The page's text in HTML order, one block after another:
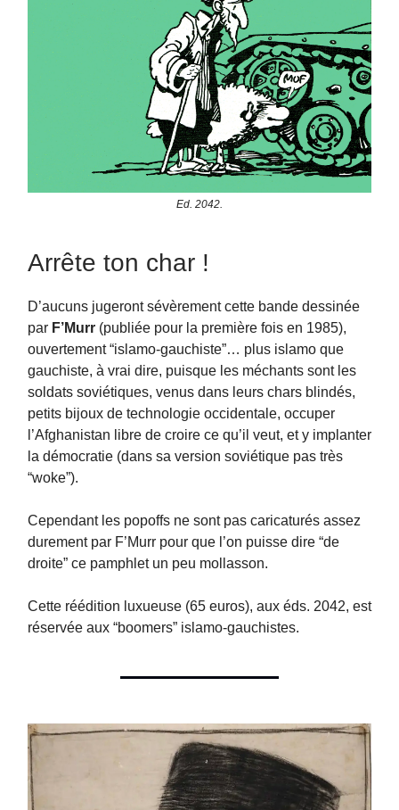
Ed. 2042.
Arrête ton char !
D’aucuns jugeront sévèrement cette bande dessinée
par F’Murr (publiée pour la première fois en 1985),
ouvertement “islamo-gauchiste”… plus islamo que
gauchiste, à vrai dire, puisque les méchants sont les
soldats soviétiques, venus dans leurs chars blindés,
petits bijoux de technologie occidentale, occuper
l’Afghanistan libre de croire ce qu’il veut, et y implanter
la démocratie (dans sa version soviétique pas très
“woke”).
Cependant les popoffs ne sont pas caricaturés assez
durement par F’Murr pour que l’on puisse dire “de
droite” ce pamphlet un peu mollasson.
Cette réédition luxueuse (65 euros), aux éds. 2042, est
réservée aux “boomers” islamo-gauchistes.